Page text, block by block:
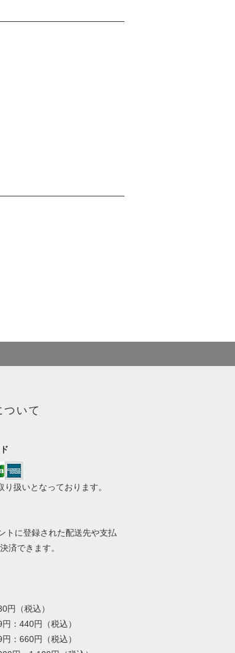
ついて
り扱いとなっております。
トに登録された配送先や支払
済できます。
円（税込）
：440円（税込）
：660円（税込）